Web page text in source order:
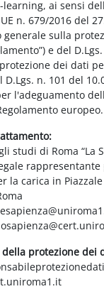
ai sensi
n. 679/2016 del
generale sulla
e del
dei dati
D.Lgs. n. 101 del
l'adeguamento
europeo.
studi di Roma “La
la carica in
della protezione dei